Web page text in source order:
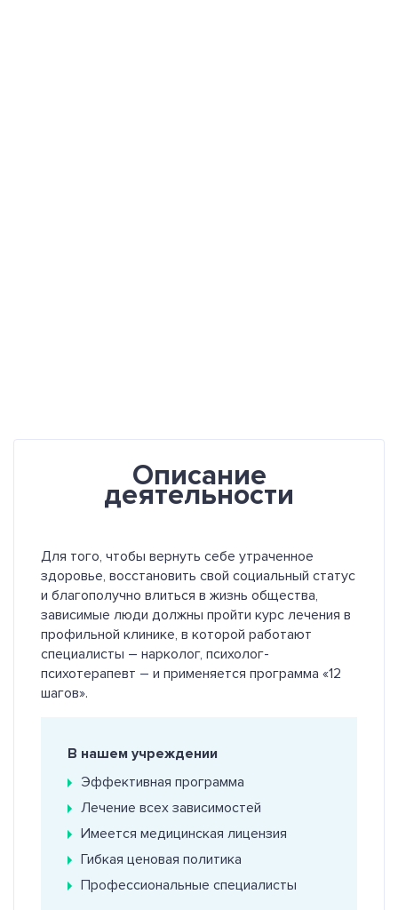
Описание
деятельности
Для того, чтобы вернуть себе утраченное
здоровье, восстановить свой социальный статус
и благополучно влиться в жизнь общества,
зависимые люди должны пройти курс лечения в
профильной клинике, в которой работают
специалисты – нарколог, психолог-
психотерапевт – и применяется программа «12
шагов».
В нашем учреждении
Эффективная программа
Лечение всех зависимостей
Имеется медицинская лицензия
Гибкая ценовая политика
Профессиональные специалисты